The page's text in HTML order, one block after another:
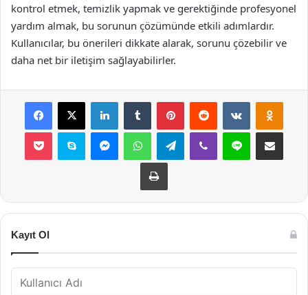
kontrol etmek, temizlik yapmak ve gerektiğinde profesyonel
yardım almak, bu sorunun çözümünde etkili adımlardır.
Kullanıcılar, bu önerileri dikkate alarak, sorunu çözebilir ve
daha net bir iletişim sağlayabilirler.
Facebook
X LinkedInTumblr PinterestReddit VKontakte
Pocket Skype MessengerWhatsAppTelegramViber Line E-Posta ile
Yazdır
Kayıt Ol